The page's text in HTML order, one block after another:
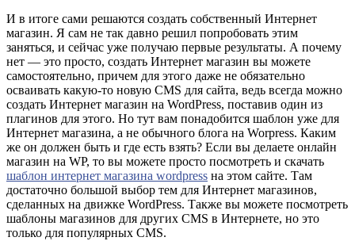
И в итоге сами решаются создать собственный Интернет
магазин. Я сам не так давно решил попробовать этим
заняться, и сейчас уже получаю первые результаты. А почему
нет — это просто, создать Интернет магазин вы можете
самостоятельно, причем для этого даже не обязательно
осваивать какую-то новую CMS для сайта, ведь всегда можно
создать Интернет магазин на WordPress, поставив один из
плагинов для этого. Но тут вам понадобится шаблон уже для
Интернет магазина, а не обычного блога на Worpress. Каким
же он должен быть и где есть взять? Если вы делаете онлайн
магазин на WP, то вы можете просто посмотреть и скачать
шаблон интернет магазина wordpress на этом сайте. Там
достаточно большой выбор тем для Интернет магазинов,
сделанных на движке WordPress. Также вы можете посмотреть
шаблоны магазинов для других CMS в Интернете, но это
только для популярных CMS.